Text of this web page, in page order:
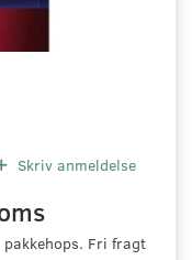
Skriv anmeldelse
Fri fragt